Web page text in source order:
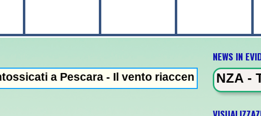
- Il vento riaccende il rogo nell'Aquilano,
NEWS IN
NEWS IN EVIDENZA - Trump,